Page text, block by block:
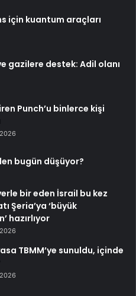
için kuantum araçları
gazilere destek: Adil olanı
Punch’u binlerce kişi
bugün düşüyor?
bir eden İsrail bu kez
Şeria’ya ‘büyük
hazırlıyor
TBMM’ye sunuldu, içinde